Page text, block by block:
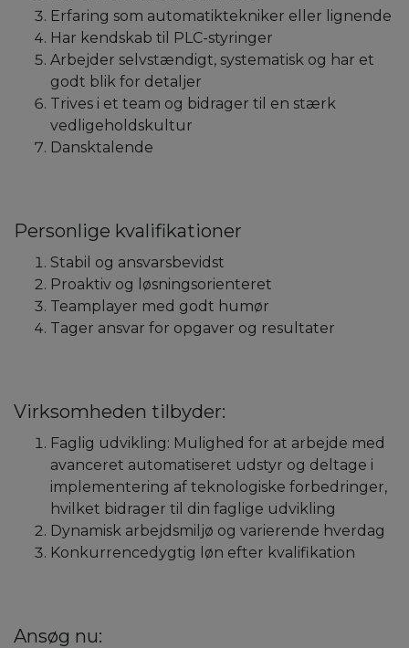
Erfaring som automatiktekniker eller lignende
Har kendskab til PLC-styringer
Arbejder selvstændigt, systematisk og har et
godt blik for detaljer
Trives i et team og bidrager til en stærk
vedligeholdskultur
Dansktalende
Personlige kvalifikationer
Stabil og ansvarsbevidst
Proaktiv og løsningsorienteret
Teamplayer med godt humør
Tager ansvar for opgaver og resultater
Virksomheden tilbyder:
Faglig udvikling: Mulighed for at arbejde med
avanceret automatiseret udstyr og deltage i
implementering af teknologiske forbedringer,
hvilket bidrager til din faglige udvikling
Dynamisk arbejdsmiljø og varierende hverdag
Konkurrencedygtig løn efter kvalifikation
Ansøg nu: